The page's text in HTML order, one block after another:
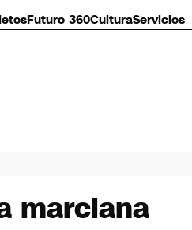
Futuro 360CulturaServicios
marciana